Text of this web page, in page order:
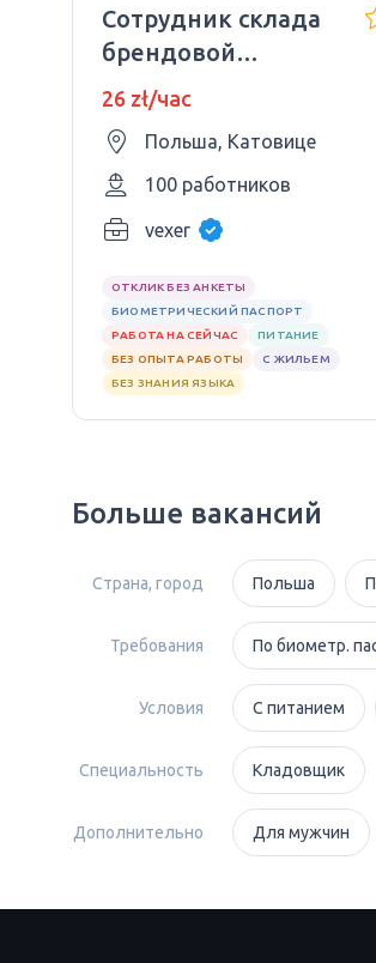
Сотрудник склада
брендовой
одежды
26 zł/час
Польша, Катовице
100 работников
vexer
ОТКЛИК БЕЗ АНКЕТЫ
БИОМЕТРИЧЕСКИЙ ПАСПОРТ
РАБОТА НА СЕЙЧАС
ПИТАНИЕ
БЕЗ ОПЫТА РАБОТЫ
С ЖИЛЬЕМ
БЕЗ ЗНАНИЯ ЯЗЫКА
Больше вакансий
Страна, город Польша
Требования По биометр.
Условия С питанием
Специальность Кладовщик
Дополнительно Для мужчин